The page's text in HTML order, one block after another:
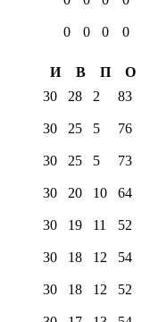
0 0 0
0
И В П
О
30 28 2 83
30 25 5 76
30 25 5 73
30 20 10 64
30 19 11 52
30 18 12 54
30 18 12 52